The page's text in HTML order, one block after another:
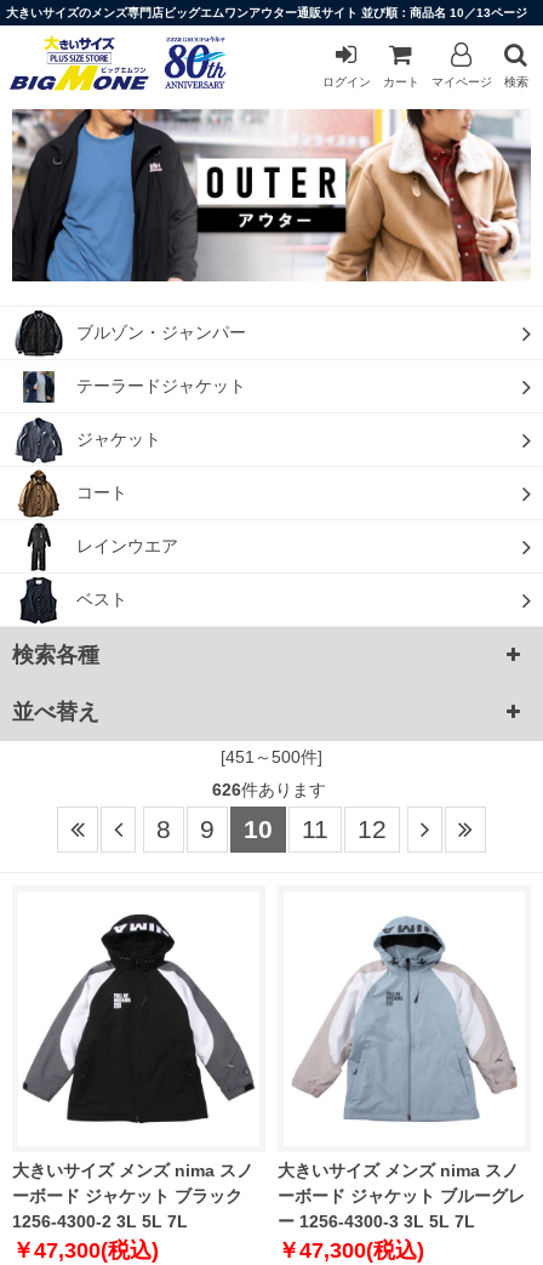
大きいサイズのメンズ専門店ビッグエムワンアウター通販サイト 並び順：商品名 10／13ページ
ログイン カート マイページ 検索
ブルゾン・ジャンパー
テーラードジャケット
ジャケット
コート
レインウエア
ベスト
検索各種
並べ替え
[451～500件]
626件あります
8 9 10 11 12
大きいサイズ メンズ nima スノ
ーボード ジャケット ブラック
1256-4300-2 3L 5L 7L
￥47,300(税込)
大きいサイズ メンズ nima スノ
ーボード ジャケット ブルーグレ
ー 1256-4300-3 3L 5L 7L
￥47,300(税込)